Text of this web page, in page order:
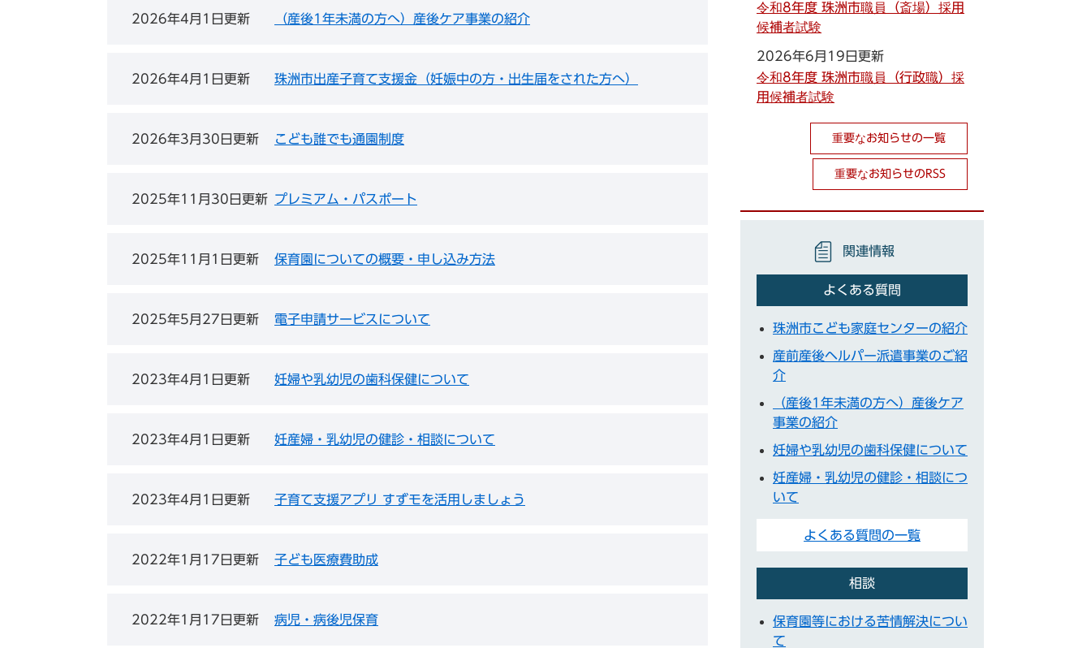
2026年4月1日更新 （産後1年未満の方へ）産後ケア事業の紹介
2026年4月1日更新 珠洲市出産子育て支援金（妊娠中の方・出生届をされた方へ）
2026年3月30日更新 こども誰でも通園制度
2025年11月30日更新 プレミアム・パスポート
2025年11月1日更新 保育園についての概要・申し込み方法
2025年5月27日更新 電子申請サービスについて
2023年4月1日更新 妊婦や乳幼児の歯科保健について
2023年4月1日更新 妊産婦・乳幼児の健診・相談について
2023年4月1日更新 子育て支援アプリ すずモを活用しましょう
2022年1月17日更新 子ども医療費助成
2022年1月17日更新 病児・病後児保育
令和8年度 珠洲市職員（斎場）採用
候補者試験
2026年6月19日更新
令和8年度 珠洲市職員（行政職）採
用候補者試験
重要なお知らせの一覧
重要なお知らせのRSS
関連情報
よくある質問
珠洲市こども家庭センターの紹介
産前産後ヘルパー派遣事業のご紹
介
（産後1年未満の方へ）産後ケア
事業の紹介
妊婦や乳幼児の歯科保健について
妊産婦・乳幼児の健診・相談につ
いて
よくある質問の一覧
相談
保育園等における苦情解決につい
て